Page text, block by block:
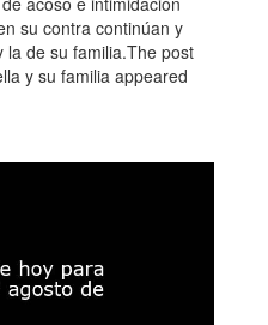
su contra continúan y
de su familia.The post
y su familia appeared